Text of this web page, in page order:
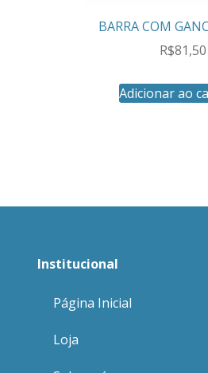
BARRA COM
R$81,50
Adicionar ao
Institucional
Página Inicial
Loja